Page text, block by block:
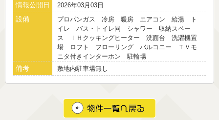
情報公開日 2026年03月03日
設備
プロパンガス 冷房 暖房 エアコン 給湯 ト
イレ バス・トイレ同 シャワー 収納スペー
ス ＩＨクッキングヒーター 洗面台 洗濯機置
場 ロフト フローリング バルコニー ＴＶモ
ニタ付きインターホン 駐輪場
備考 敷地内駐車場無し